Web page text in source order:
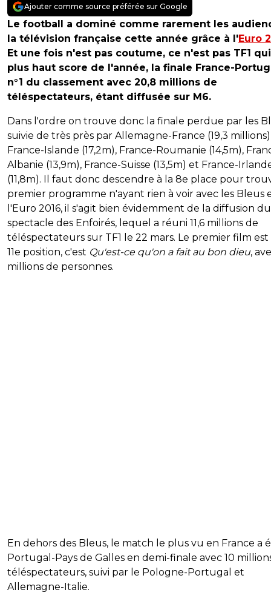
Ajouter comme source préférée sur Google
Le football a dominé comme rarement les
la télévision française cette année grâce à l'Euro
Et une fois n'est pas coutume, ce n'est pas TF1
plus haut score de l'année, la finale France-
n°1 du classement avec 20,8 millions de
téléspectateurs, étant diffusée sur M6.
Dans l'ordre on trouve donc la finale perdue par les
suivie de très près par Allemagne-France (19,3
France-Islande (17,2m), France-Roumanie (14,5m),
Albanie (13,9m), France-Suisse (13,5m) et France-
(11,8m). Il faut donc descendre à la 8e place pour
premier programme n'ayant rien à voir avec les Bleus
l'Euro 2016, il s'agit bien évidemment de la diffusion du
spectacle des Enfoirés, lequel a réuni 11,6 millions de
téléspectateurs sur TF1 le 22 mars. Le premier film est
11e position, c'est Qu'est-ce qu'on a fait au bon dieu,
millions de personnes.
En dehors des Bleus, le match le plus vu en France a
Portugal-Pays de Galles en demi-finale avec 10
téléspectateurs, suivi par le Pologne-Portugal et
Allemagne-Italie.